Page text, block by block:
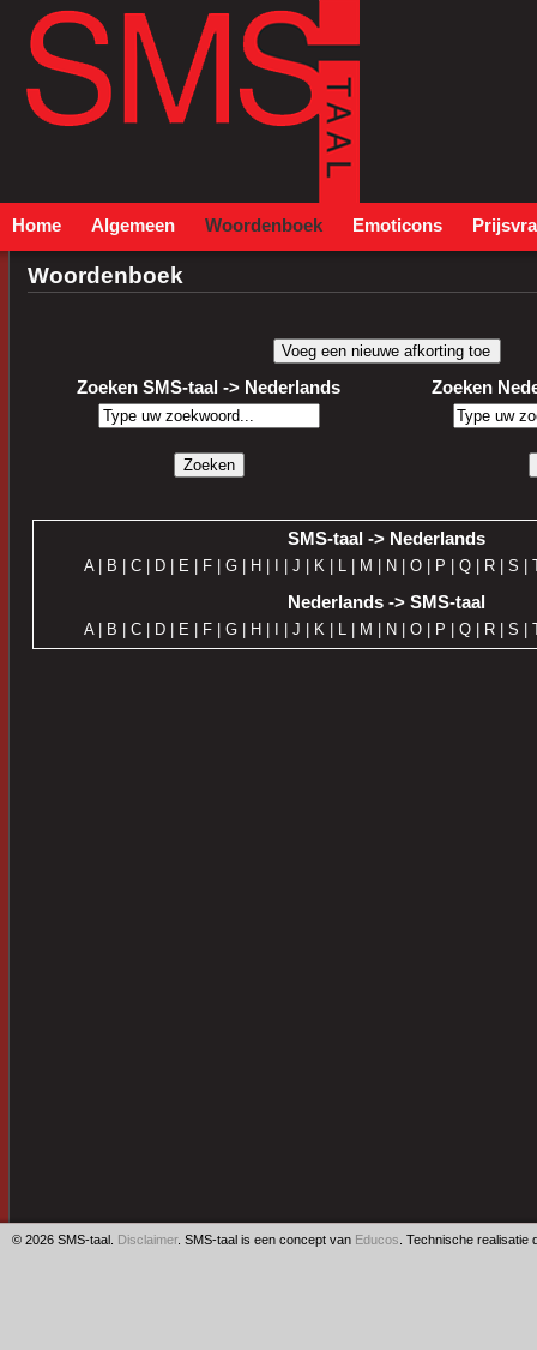
Home Algemeen Woordenboek Emoticons
Woordenboek
Zoeken SMS-taal -> Nederlands Zoeken
SMS-taal -> Nederlands
A | B |C | D | E | F |G | H | I |J | K | L | M | N |O | P |Q | R |S |
Nederlands -> SMS-taal
A | B |C | D | E | F |G | H | I |J | K | L | M | N |O | P |Q | R |S |
© 2026 SMS-taal. Disclaimer. SMS-taal is een concept van Educos . Technische realisatie